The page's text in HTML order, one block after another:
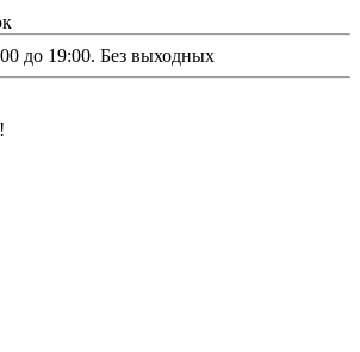
до 19:00. Без выходных